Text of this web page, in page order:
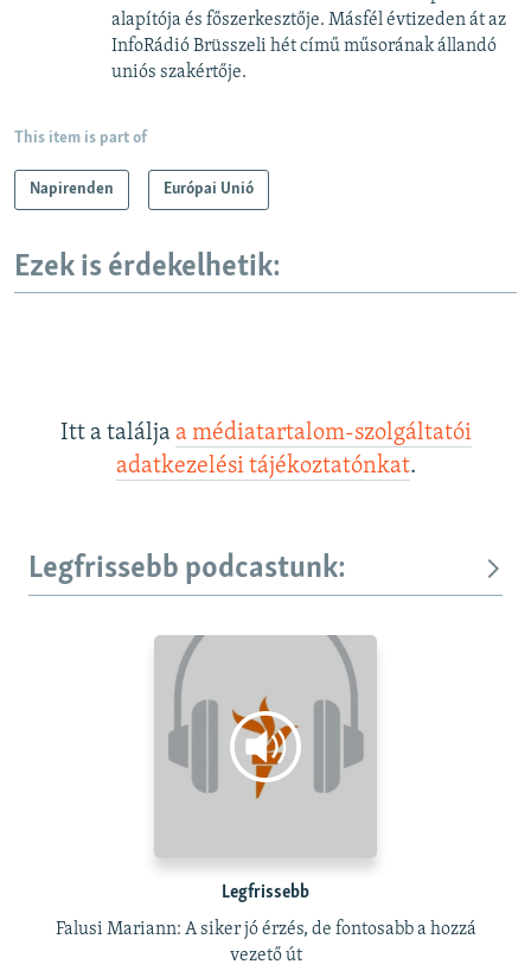
alapítója és főszerkesztője. Másfél évtizeden át az
InfoRádió Brüsszeli hét című műsorának állandó
uniós szakértője.
This item is part of
Napirenden Európai Unió
Ezek is érdekelhetik:
Itt a találja a médiatartalom-szolgáltatói
adatkezelési tájékoztatónkat.
Legfrissebb podcastunk:
Legfrissebb
Falusi Mariann: A siker jó érzés, de fontosabb a hozzá
vezető út